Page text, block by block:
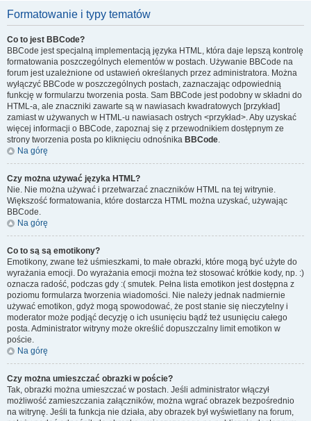
Formatowanie i typy tematów
Co to jest BBCode?
BBCode jest specjalną implementacją języka HTML, która daje lepszą kontrolę
formatowania poszczególnych elementów w postach. Używanie BBCode na
forum jest uzależnione od ustawień określanych przez administratora. Można
wyłączyć BBCode w poszczególnych postach, zaznaczając odpowiednią
funkcję w formularzu tworzenia posta. Sam BBCode jest podobny w składni do
HTML-a, ale znaczniki zawarte są w nawiasach kwadratowych [przykład]
zamiast w używanych w HTML-u nawiasach ostrych <przykład>. Aby uzyskać
więcej informacji o BBCode, zapoznaj się z przewodnikiem dostępnym ze
strony tworzenia posta po kliknięciu odnośnika BBCode.
Na górę
Czy można używać języka HTML?
Nie. Nie można używać i przetwarzać znaczników HTML na tej witrynie.
Większość formatowania, które dostarcza HTML można uzyskać, używając
BBCode.
Na górę
Co to są są emotikony?
Emotikony, zwane też uśmieszkami, to małe obrazki, które mogą być użyte do
wyrażania emocji. Do wyrażania emocji można też stosować krótkie kody, np. :)
oznacza radość, podczas gdy :( smutek. Pełna lista emotikon jest dostępna z
poziomu formularza tworzenia wiadomości. Nie należy jednak nadmiernie
używać emotikon, gdyż mogą spowodować, że post stanie się nieczytelny i
moderator może podjąć decyzję o ich usunięciu bądź też usunięciu całego
posta. Administrator witryny może określić dopuszczalny limit emotikon w
poście.
Na górę
Czy można umieszczać obrazki w poście?
Tak, obrazki można umieszczać w postach. Jeśli administrator włączył
możliwość zamieszczania załączników, można wgrać obrazek bezpośrednio
na witrynę. Jeśli ta funkcja nie działa, aby obrazek był wyświetlany na forum,